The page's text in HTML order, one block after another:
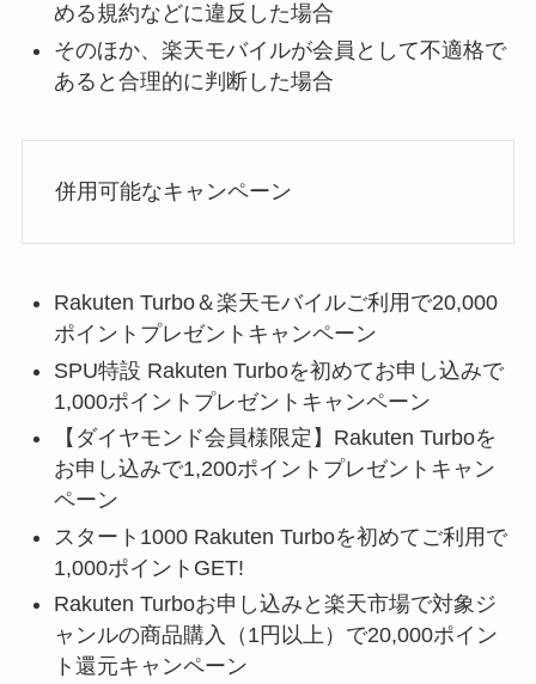
める規約などに違反した場合
そのほか、楽天モバイルが会員として不適格で
あると合理的に判断した場合
併用可能なキャンペーン
Rakuten Turbo＆楽天モバイルご利用で20,000
ポイントプレゼントキャンペーン
SPU特設 Rakuten Turboを初めてお申し込みで
1,000ポイントプレゼントキャンペーン
【ダイヤモンド会員様限定】Rakuten Turboを
お申し込みで1,200ポイントプレゼントキャン
ペーン
スタート1000 Rakuten Turboを初めてご利用で
1,000ポイントGET!
Rakuten Turboお申し込みと楽天市場で対象ジ
ャンルの商品購入（1円以上）で20,000ポイン
ト還元​キャンペーン